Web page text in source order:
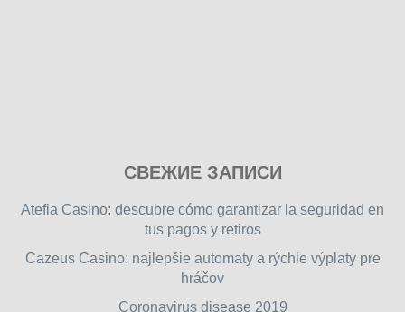
free
games
СВЕЖИЕ ЗАПИСИ
Atefia Casino: descubre cómo garantizar la seguridad en
tus pagos y retiros
Cazeus Casino: najlepšie automaty a rýchle výplaty pre
hráčov
Coronavirus disease 2019